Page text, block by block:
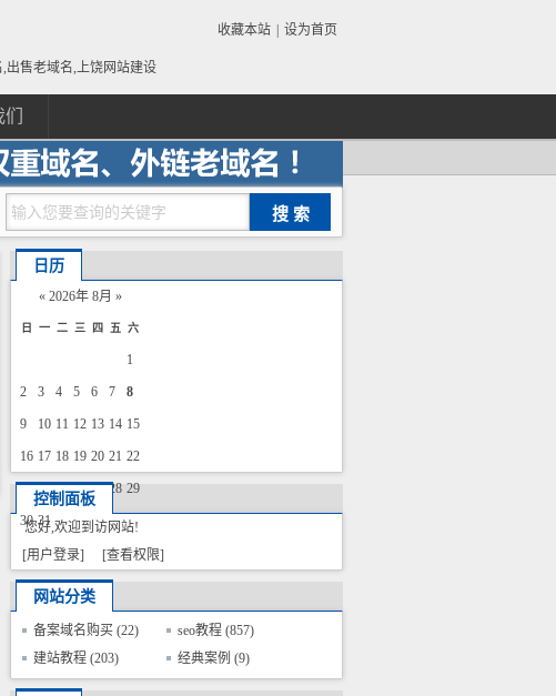
出售老域名,上饶网站建设
收藏本站 设为首页
日历
« 2026年 8月 »
日 一 二 三 四 五 六
1
2 3 4 5 6 7 8
9 10 11 12 13 14 15
16 17 18 19 20 21 22
23 24 25 26 27 28 29
30 31
控制面板
您好,欢迎到访网站!
[用户登录]
[查看权限]
网站分类
备案域名购买 (22) seo教程 (857)
建站教程 (203) 经典案例 (9)